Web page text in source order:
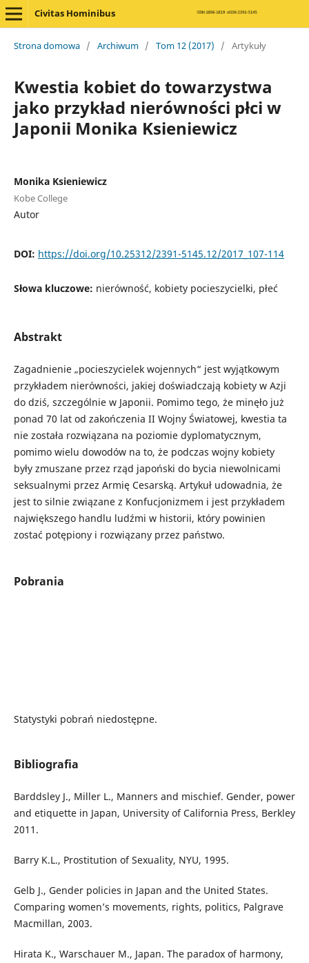
Civitas Hominibus
Strona domowa / Archiwum / Tom 12 (2017) / Artykuły
Kwestia kobiet do towarzystwa
jako przykład nierówności płci w
Japonii Monika Ksieniewicz
Monika Ksieniewicz
Kobe College
Autor
DOI: https://doi.org/10.25312/2391-5145.12/2017_107-114
Słowa kluczowe: nierówność, kobiety pocieszycielki, płeć
Abstrakt
Zagadnienie „pocieszycielek wojennych“ jest wyjątkowym
przykładem nierówności, jakiej doświadczają kobiety w Azji
do dziś, szczególnie w Japonii. Pomimo tego, że minęło już
ponad 70 lat od zakończenia II Wojny Światowej, kwestia ta
nie została rozwiązana na poziomie dyplomatycznym,
pomimo wielu dowodów na to, że podczas wojny kobiety
były zmuszane przez rząd japoński do bycia niewolnicami
seksualnymi przez Armię Cesarską. Artykuł udowadnia, że
jest to silnie związane z Konfucjonizmem i jest przykładem
największego handlu ludźmi w historii, który powinien
zostać potępiony i rozwiązany przez państwo.
Pobrania
Statystyki pobrań niedostępne.
Bibliografia
Barddsley J., Miller L., Manners and mischief. Gender, power
and etiquette in Japan, University of California Press, Berkley
2011.
Barry K.L., Prostitution of Sexuality, NYU, 1995.
Gelb J., Gender policies in Japan and the United States.
Comparing women’s movements, rights, politics, Palgrave
Macmillan, 2003.
Hirata K., Warschauer M., Japan. The paradox of harmony,